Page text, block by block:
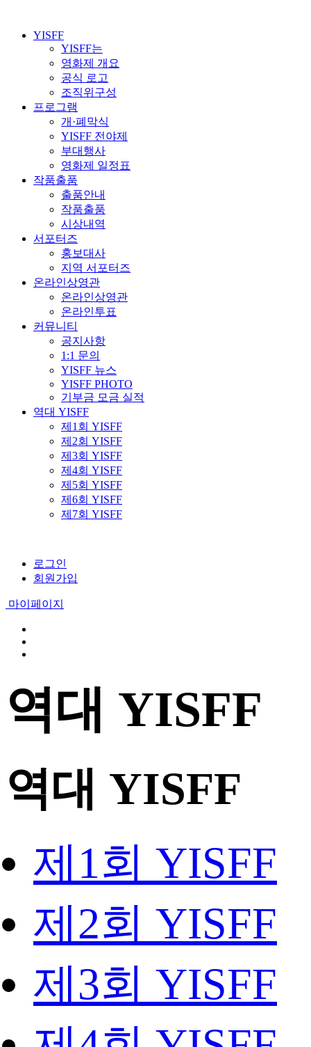
YISFF
YISFF는
영화제 개요
공식 로고
조직위구성
프로그램
개·폐막식
YISFF 전야제
부대행사
영화제 일정표
작품출품
출품안내
작품출품
시상내역
서포터즈
홍보대사
지역 서포터즈
온라인상영관
온라인상영관
온라인투표
커뮤니티
공지사항
1:1 문의
YISFF 뉴스
YISFF PHOTO
기부금 모금 실적
역대 YISFF
제1회 YISFF
제2회 YISFF
제3회 YISFF
제4회 YISFF
제5회 YISFF
제6회 YISFF
제7회 YISFF
로그인
회원가입
마이페이지
역대 YISFF
역대 YISFF
제1회 YISFF
제2회 YISFF
제3회 YISFF